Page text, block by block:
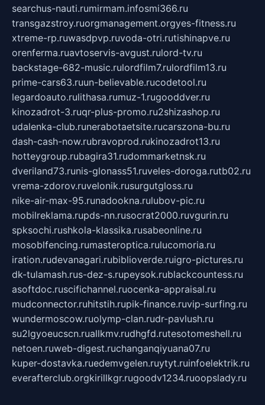
searchus-nauti.rumirmam.infosmi366.ru
transgazstroy.ruorgmanagement.orgyes-fitness.ru
xtreme-rp.ruwasdpvp.ruvoda-otri.rutishinapve.ru
orenferma.ruavtoservis-avgust.rulord-tv.ru
backstage-682-music.rulordfilm7.rulordfilm13.ru
prime-cars63.ruun-believable.rucodetool.ru
legardoauto.rulithasa.rumuz-1.rugooddver.ru
kinozadrot-3.ruqr-plus-promo.ru2shizashop.ru
udalenka-club.runerabotaetsite.rucarszona-bu.ru
dash-cash-now.rubravoprod.rukinozadrot13.ru
hotteygroup.rubagira31.rudommarketnsk.ru
dveriland73.runis-glonass51.ruveles-doroga.rutb02.ru
vrema-zdorov.ruvelonik.rusurgutgloss.ru
nike-air-max-95.runadookna.rulubov-pic.ru
mobilreklama.rupds-nn.rusocrat2000.ruvgurin.ru
spksochi.rushkola-klassika.rusabeonline.ru
mosoblfencing.rumasteroptica.rulucomoria.ru
iration.rudevanagari.rubiblioverde.ruigro-pictures.ru
dk-tulamash.rus-dez-s.rupeysok.rublackcountess.ru
asoftdoc.ruscifichannel.ruocenka-appraisal.ru
mudconnector.ruhitstih.rupik-finance.ruvip-surfing.ru
wundermoscow.ruolymp-clan.rudr-pavlush.ru
su2lgyoeucscn.ruallkmv.rudhgfd.rutesotomeshell.ru
netoen.ruweb-digest.ruchanganqiyuana07.ru
kuper-dostavka.ruedemvgelen.ruytyt.ruinfoelektrik.ru
everafterclub.orgkirillkgr.rugoodv1234.ruoopslady.ru